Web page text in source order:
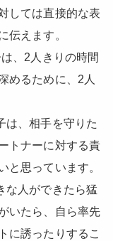
しては直接的な表
伝えます。
は、2人きりの時間
めるために、2人
は、相手を守りた
トナーに対する責
と思っています。
な人ができたら猛
いたら、自ら率先
に誘ったりするこ